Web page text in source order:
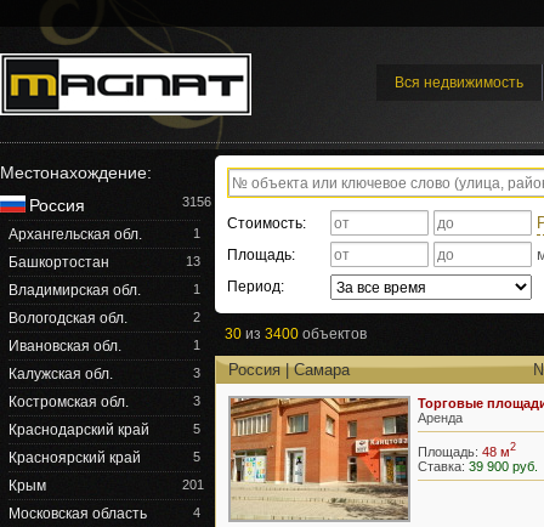
Вся недвижимость
Местонахождение:
Россия
3156
Архангельская обл. 1
Башкортостан 13
Владимирская обл. 1
Вологодская обл. 2
Ивановская обл. 1
Калужская обл. 3
Костромская обл. 3
Краснодарский край 5
Красноярский край 5
Крым 201
Московская область 4
Стоимость:
Площадь:
Период:
30 из 3400 объектов
Россия | Самара
Торговые
Аренда
Площадь: 48 м2
Ставка: 39 900 руб.